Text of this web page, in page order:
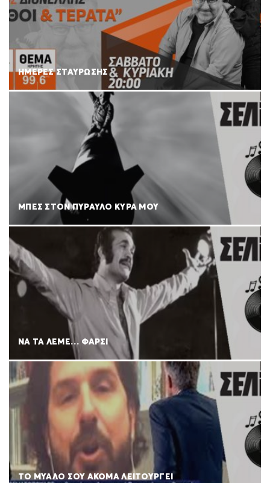
ΗΜΕΡΕΣ ΣΤΑΥΡΩΣΗΣ
ΜΠΕΣ ΣΤΟΝ ΠΥΡΑΥΛΟ ΚΥΡΑ ΜΟΥ
ΝΑ ΤΑ ΛΕΜΕ… ΦΑΡΣΙ
ΤΟ ΜΥΑΛΟ ΣΟΥ ΑΚΟΜΑ ΛΕΙΤΟΥΡΓΕΙ